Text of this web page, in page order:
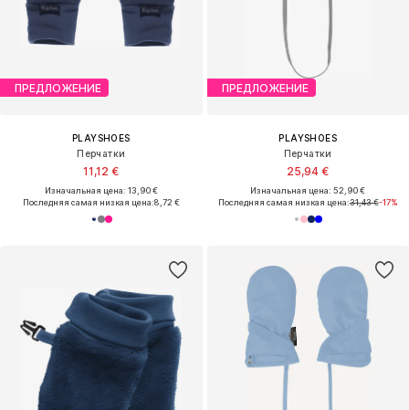
ПРЕДЛОЖЕНИЕ
PLAYSHOES
Перчатки
11,12 €
Изначальная цена: 13,90 €
Последняя самая низкая цена:8,72 €
ПРЕДЛОЖЕНИЕ
PLAYSHOES
Перчатки
25,94 €
Изначальная цена: 52,90 €
Последняя самая низкая цена:31,43 €-17%